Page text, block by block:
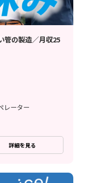
管の製造／月収25
レーター
詳細を見る